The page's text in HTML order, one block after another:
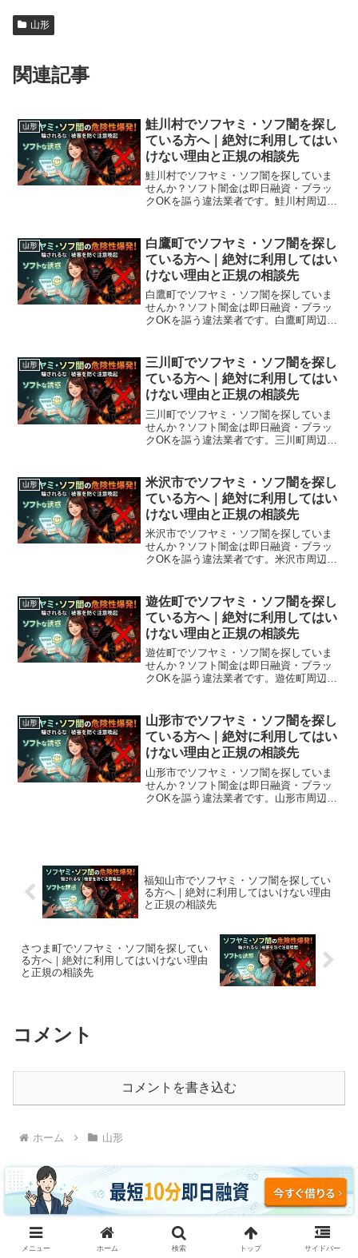
山形
関連記事
山形
鮭川村でソフヤミ・ソフ闇を探し
ている方へ｜絶対に利用してはい
けない理由と正規の相談先
鮭川村でソフヤミ・ソフ闇を探していま
せんか？ソフト闇金は即日融資・ブラッ
クOKを謳う違法業者です。鮭川村周辺で
読みください。
山形
白鷹町でソフヤミ・ソフ闇を探し
ている方へ｜絶対に利用してはい
けない理由と正規の相談先
白鷹町でソフヤミ・ソフ闇を探していま
せんか？ソフト闇金は即日融資・ブラッ
クOKを謳う違法業者です。白鷹町周辺で
読みください。
山形
三川町でソフヤミ・ソフ闇を探し
ている方へ｜絶対に利用してはい
けない理由と正規の相談先
三川町でソフヤミ・ソフ闇を探していま
せんか？ソフト闇金は即日融資・ブラッ
クOKを謳う違法業者です。三川町周辺で
読みください。
山形
米沢市でソフヤミ・ソフ闇を探し
ている方へ｜絶対に利用してはい
けない理由と正規の相談先
米沢市でソフヤミ・ソフ闇を探していま
せんか？ソフト闇金は即日融資・ブラッ
クOKを謳う違法業者です。米沢市周辺で
読みください。
山形
遊佐町でソフヤミ・ソフ闇を探し
ている方へ｜絶対に利用してはい
けない理由と正規の相談先
遊佐町でソフヤミ・ソフ闇を探していま
せんか？ソフト闇金は即日融資・ブラッ
クOKを謳う違法業者です。遊佐町周辺で
読みください。
山形
山形市でソフヤミ・ソフ闇を探し
ている方へ｜絶対に利用してはい
けない理由と正規の相談先
山形市でソフヤミ・ソフ闇を探していま
せんか？ソフト闇金は即日融資・ブラッ
クOKを謳う違法業者です。山形市周辺で
福知山市でソフヤミ・ソフ闇を探してい
る方へ｜絶対に利用してはいけない理由
と正規の相談先
さつま町でソフヤミ・ソフ闇を探してい
る方へ｜絶対に利用してはいけない理由
と正規の相談先
コメント
コメントを書き込む
ホーム 山形
ソフヤミ・ソフ闇に騙されるな｜即日融資・ブラッ
メニュー ホーム 検索 トップ サイドバー